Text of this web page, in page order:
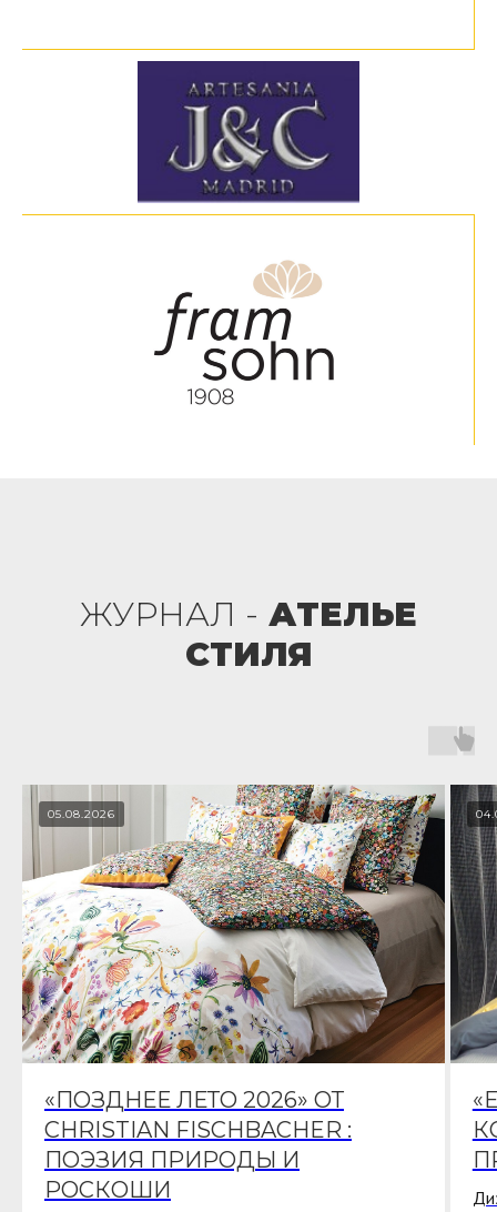
ЖУРНАЛ - АТЕЛЬЕ
СТИЛЯ
05.08.2026
«ПОЗДНЕЕ ЛЕТО 2026» ОТ
CHRISTIAN FISCHBACHER :
ПОЭЗИЯ ПРИРОДЫ И
РОСКОШИ